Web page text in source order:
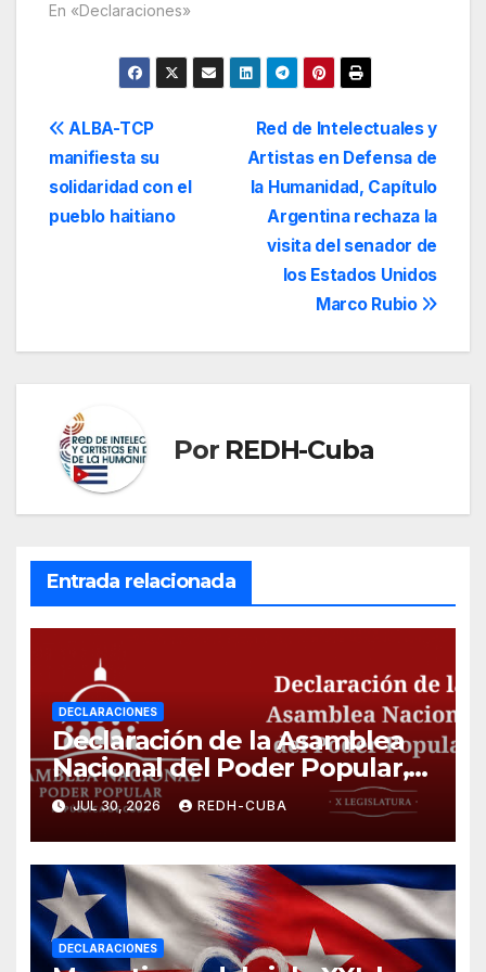
En «Declaraciones»
Navegación
de
entradas
Red de Intelectuales y
Artistas en Defensa de
la Humanidad, Capítulo
Argentina rechaza la
visita del senador de
los Estados Unidos
Marco Rubio
ALBA-TCP
manifiesta su
solidaridad con el
pueblo haitiano
Por REDH-Cuba
Entrada relacionada
DECLARACIONES
Declaración de la Asamblea
Nacional del Poder Popular,
¡Cesen el cerco energético y
el castigo colectivo al pueblo
cubano!
JUL 30, 2026 REDH-CUBA
DECLARACIONES